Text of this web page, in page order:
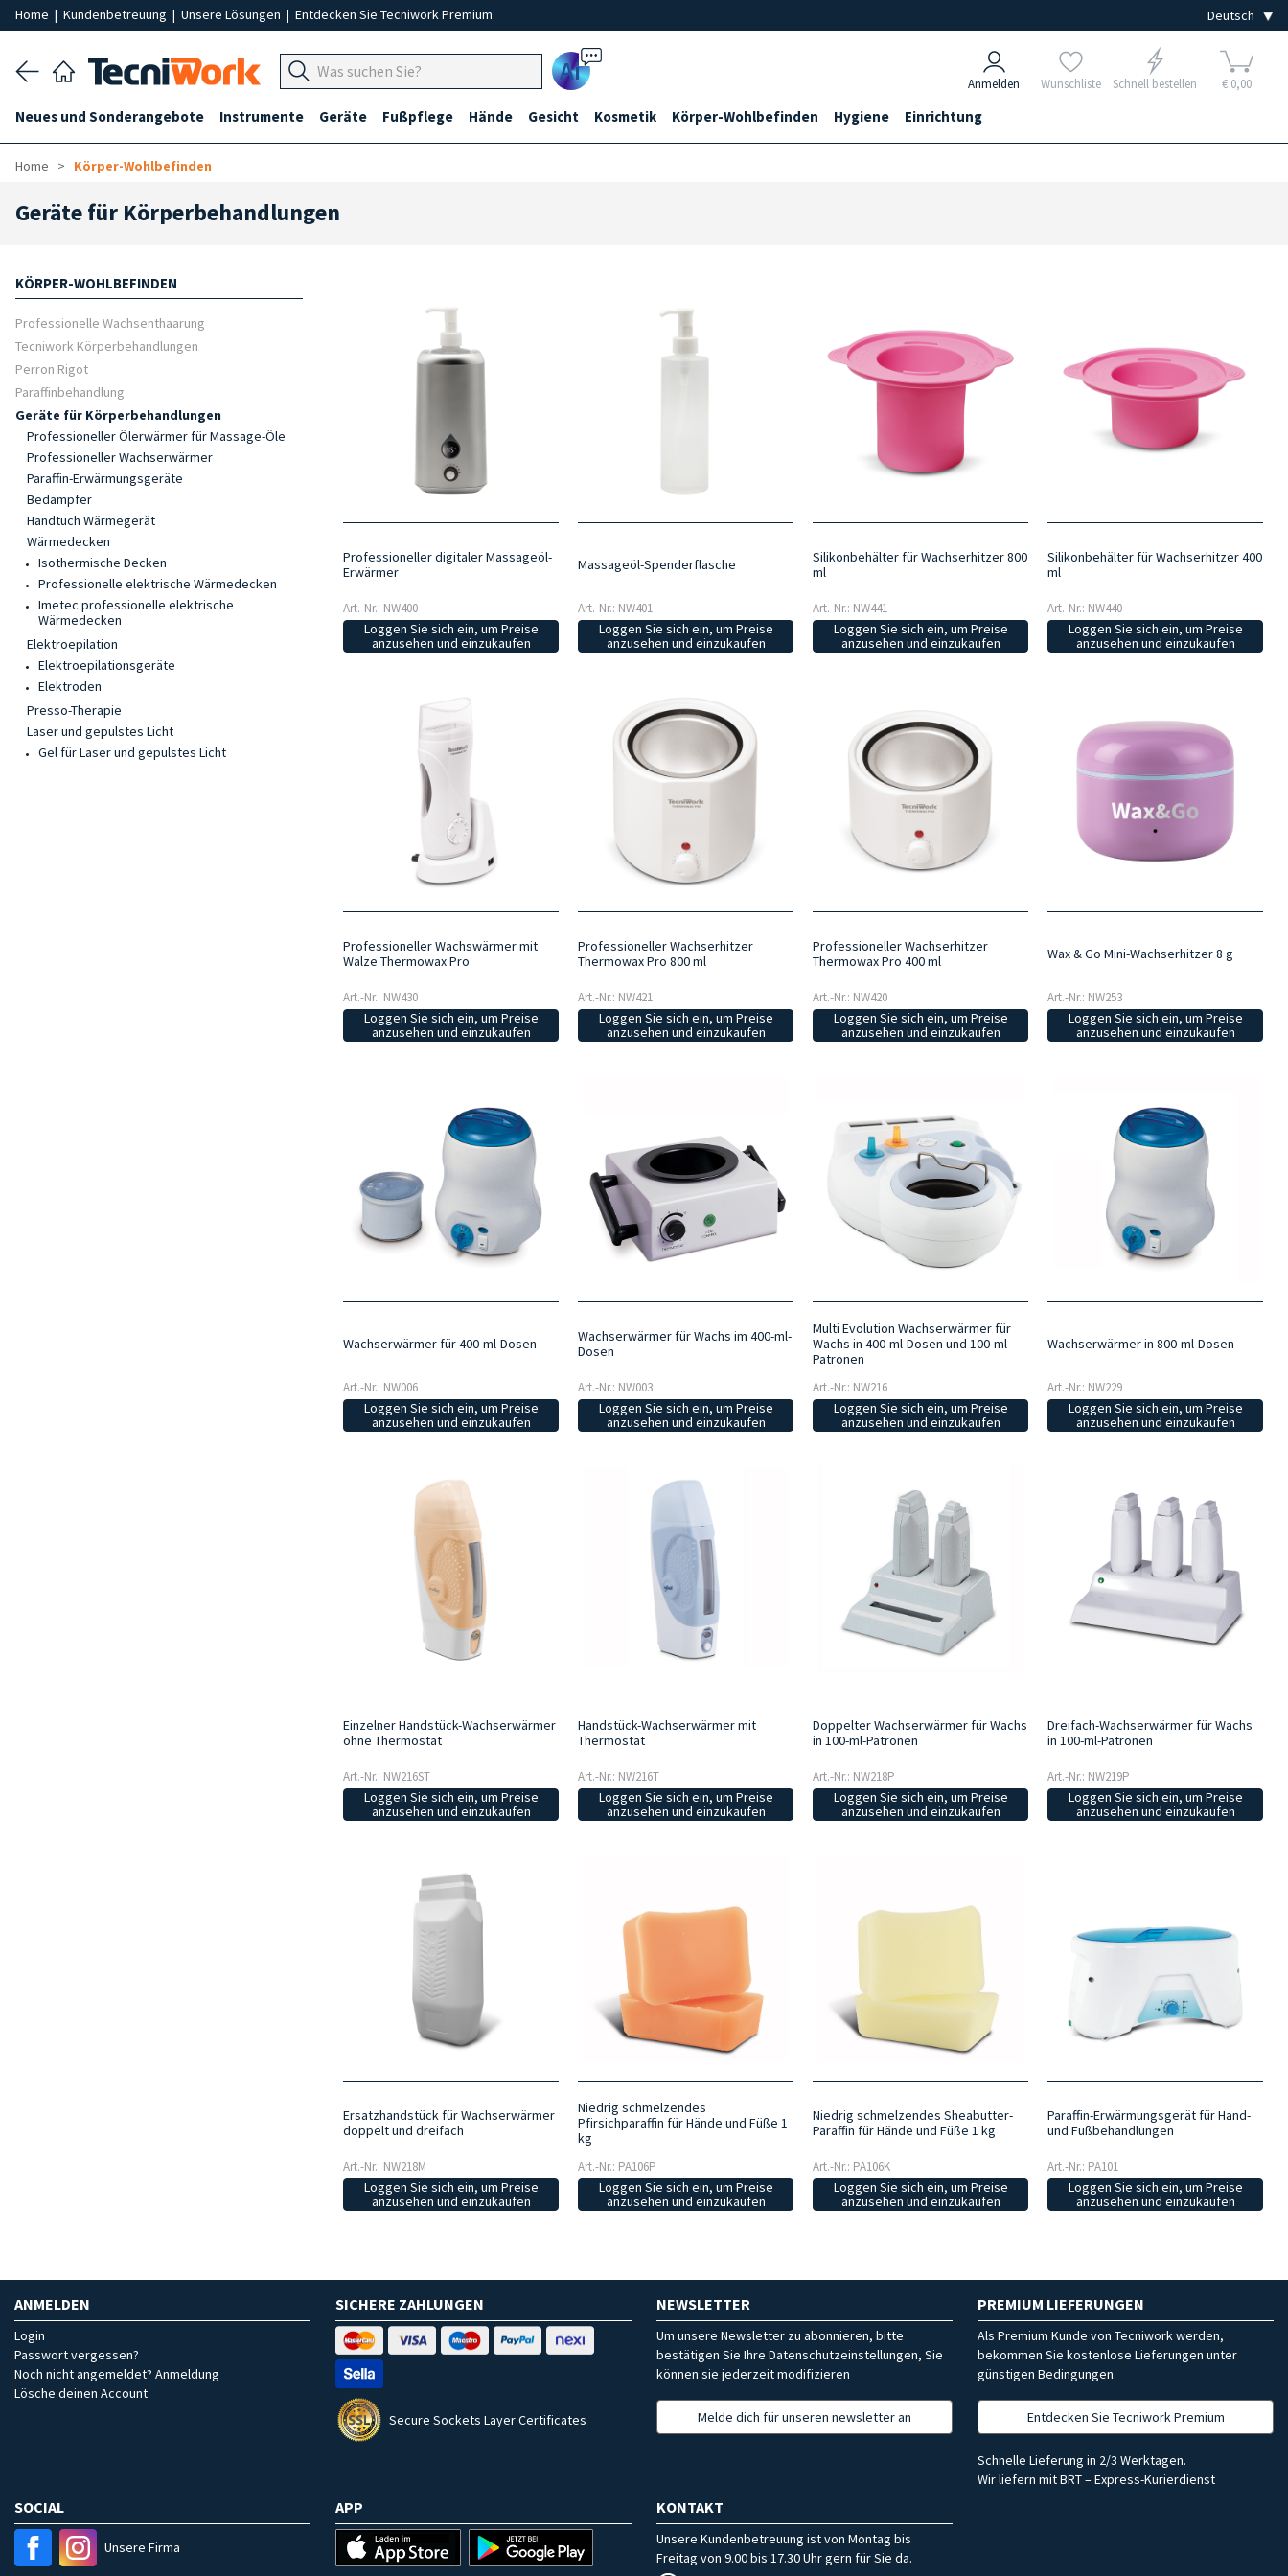
Home | Kundenbetreuung | Unsere Lösungen | Entdecken Sie Tecniwork Premium
Ai Anmelden Wunschliste Schnell bestellen € 0,00
Neues und Sonderangebote Instrumente Geräte Fußpflege Hände Gesicht Kosmetik Körper-Wohlbefinden Hygiene Einrichtung
Home Körper-Wohlbefinden
Geräte für Körperbehandlungen
KÖRPER-WOHLBEFINDEN
Professionelle Wachsenthaarung
Tecniwork Körperbehandlungen
Perron Rigot
Paraffinbehandlung
Geräte für Körperbehandlungen
Professioneller Ölerwärmer für Massage-Öle
Professioneller Wachserwärmer
Paraffin-Erwärmungsgeräte
Bedampfer
Handtuch Wärmegerät
Wärmedecken
Isothermische Decken
Professionelle elektrische Wärmedecken
Imetec professionelle elektrische
Wärmedecken
Elektroepilation
Elektroepilationsgeräte
Elektroden
Presso-Therapie
Laser und gepulstes Licht
Gel für Laser und gepulstes Licht
Professioneller digitaler Massageöl-
Erwärmer
Art.-Nr.: NW400
Loggen Sie sich ein, um Preise
anzusehen und einzukaufen
Massageöl-Spenderflasche
Art.-Nr.: NW401
Loggen Sie sich ein, um Preise
anzusehen und einzukaufen
Silikonbehälter für Wachserhitzer 800
ml
Art.-Nr.: NW441
Loggen Sie sich ein, um Preise
anzusehen und einzukaufen
Silikonbehälter für Wachserhitzer 400
ml
Art.-Nr.: NW440
Loggen Sie sich ein, um Preise
anzusehen und einzukaufen
Professioneller Wachswärmer mit
Walze Thermowax Pro
Art.-Nr.: NW430
Loggen Sie sich ein, um Preise
anzusehen und einzukaufen
Professioneller Wachserhitzer
Thermowax Pro 800 ml
Art.-Nr.: NW421
Loggen Sie sich ein, um Preise
anzusehen und einzukaufen
Professioneller Wachserhitzer
Thermowax Pro 400 ml
Art.-Nr.: NW420
Loggen Sie sich ein, um Preise
anzusehen und einzukaufen
Wax & Go Mini-Wachserhitzer 8 g
Art.-Nr.: NW253
Loggen Sie sich ein, um Preise
anzusehen und einzukaufen
Wachserwärmer für 400-ml-Dosen
Art.-Nr.: NW006
Loggen Sie sich ein, um Preise
anzusehen und einzukaufen
Wachserwärmer für Wachs im 400-ml-
Dosen
Art.-Nr.: NW003
Loggen Sie sich ein, um Preise
anzusehen und einzukaufen
Multi Evolution Wachserwärmer für
Wachs in 400-ml-Dosen und 100-ml-
Patronen
Art.-Nr.: NW216
Loggen Sie sich ein, um Preise
anzusehen und einzukaufen
Wachserwärmer in 800-ml-Dosen
Art.-Nr.: NW229
Loggen Sie sich ein, um Preise
anzusehen und einzukaufen
Einzelner Handstück-Wachserwärmer
ohne Thermostat
Art.-Nr.: NW216ST
Loggen Sie sich ein, um Preise
anzusehen und einzukaufen
Handstück-Wachserwärmer mit
Thermostat
Art.-Nr.: NW216T
Loggen Sie sich ein, um Preise
anzusehen und einzukaufen
Doppelter Wachserwärmer für Wachs
in 100-ml-Patronen
Art.-Nr.: NW218P
Loggen Sie sich ein, um Preise
anzusehen und einzukaufen
Dreifach-Wachserwärmer für Wachs
in 100-ml-Patronen
Art.-Nr.: NW219P
Loggen Sie sich ein, um Preise
anzusehen und einzukaufen
Ersatzhandstück für Wachserwärmer
doppelt und dreifach
Art.-Nr.: NW218M
Loggen Sie sich ein, um Preise
anzusehen und einzukaufen
Niedrig schmelzendes
Pfirsichparaffin für Hände und Füße 1
kg
Art.-Nr.: PA106P
Loggen Sie sich ein, um Preise
anzusehen und einzukaufen
Niedrig schmelzendes Sheabutter-
Paraffin für Hände und Füße 1 kg
Art.-Nr.: PA106K
Loggen Sie sich ein, um Preise
anzusehen und einzukaufen
Paraffin-Erwärmungsgerät für Hand-
und Fußbehandlungen
Art.-Nr.: PA101
Loggen Sie sich ein, um Preise
anzusehen und einzukaufen
ANMELDEN
Login
Passwort vergessen?
Noch nicht angemeldet? Anmeldung
Lösche deinen Account
SICHERE ZAHLUNGEN
Secure Sockets Layer Certificates
NEWSLETTER
Um unsere Newsletter zu abonnieren, bitte
bestätigen Sie Ihre Datenschutzeinstellungen, Sie
können sie jederzeit modifizieren
Melde dich für unseren newsletter an
PREMIUM LIEFERUNGEN
Als Premium Kunde von Tecniwork werden,
bekommen Sie kostenlose Lieferungen unter
günstigen Bedingungen.
Entdecken Sie Tecniwork Premium
Schnelle Lieferung in 2/3 Werktagen.
Wir liefern mit BRT – Express-Kurierdienst
SOCIAL
Unsere Firma
APP KONTAKT
Unsere Kundenbetreuung ist von Montag bis
Freitag von 9.00 bis 17.30 Uhr gern für Sie da.